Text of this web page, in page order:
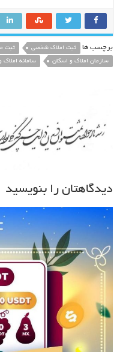
برچسب ها ثبت املاک شخصی ثبت
سازمان املاک و اسکان
سامانه املاک
دیدگاهتان را بنویسید